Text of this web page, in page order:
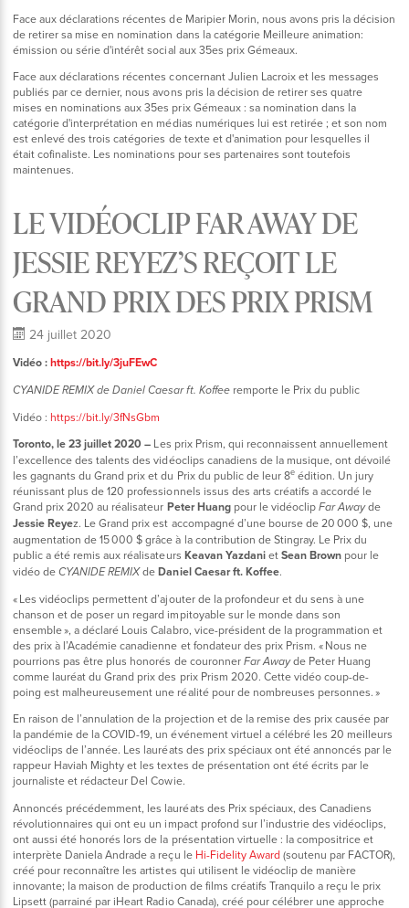
Face aux déclarations récentes de Maripier Morin, nous avons pris la décision
de retirer sa mise en nomination dans la catégorie Meilleure animation:
émission ou série d'intérêt social aux 35es prix Gémeaux.
Face aux déclarations récentes concernant Julien Lacroix et les messages
publiés par ce dernier, nous avons pris la décision de retirer ses quatre
mises en nominations aux 35es prix Gémeaux : sa nomination dans la
catégorie d'interprétation en médias numériques lui est retirée ; et son nom
est enlevé des trois catégories de texte et d'animation pour lesquelles il
était cofinaliste. Les nominations pour ses partenaires sont toutefois
maintenues.
LE VIDÉOCLIP FAR AWAY DE
JESSIE REYEZ’S REÇOIT LE
GRAND PRIX DES PRIX PRISM
24 juillet 2020
Vidéo :https://bit.ly/3juFEwC
CYANIDE REMIX de Daniel Caesar ft. Koffee remporte le Prix du public
Vidéo : https://bit.ly/3fNsGbm
Toronto, le 23 juillet 2020 – Les prix Prism, qui reconnaissent annuellement
l’excellence des talents des vidéoclips canadiens de la musique, ont dévoilé
les gagnants du Grand prix et du Prix du public de leur 8eédition. Un jury
réunissant plus de 120 professionnels issus des arts créatifs a accordé le
Grand prix 2020 au réalisateur Peter Huangpour le vidéoclip Far Awayde
Jessie Reyez. Le Grand prix est accompagné d’une bourse de 20 000 $, une
augmentation de 15 000 $ grâce à la contribution de Stingray. Le Prix du
public a été remis aux réalisateurs Keavan YazdanietSean Brown pour le
vidéo deCYANIDE REMIXdeDaniel Caesar ft. Koffee.
« Les vidéoclips permettent d’ajouter de la profondeur et du sens à une
chanson et de poser un regard impitoyable sur le monde dans son
ensemble », a déclaré Louis Calabro, vice-président de la programmation et
des prix à l’Académie canadienne et fondateur des prix Prism. « Nous ne
pourrions pas être plus honorés de couronner Far Awayde Peter Huang
comme lauréat du Grand prix des prix Prism 2020. Cette vidéo coup-de-
poing est malheureusement une réalité pour de nombreuses personnes. »
En raison de l’annulation de la projection et de la remise des prix causée par
la pandémie de la COVID-19, un événement virtuel a célébré les 20 meilleurs
vidéoclips de l’année. Les lauréats des prix spéciaux ont été annoncés par le
rappeur Haviah Mighty et les textes de présentation ont été écrits par le
journaliste et rédacteur Del Cowie.
Annoncés précédemment, les lauréats des Prix spéciaux, des Canadiens
révolutionnaires qui ont eu un impact profond sur l’industrie des vidéoclips,
ont aussi été honorés lors de la présentation virtuelle : la compositrice et
interprète Daniela Andrade a reçu le Hi-Fidelity Award(soutenu par FACTOR),
créé pour reconnaître les artistes qui utilisent le vidéoclip de manière
innovante; la maison de production de films créatifs Tranquilo a reçu le prix
Lipsett (parrainé par iHeart Radio Canada), créé pour célébrer une approche